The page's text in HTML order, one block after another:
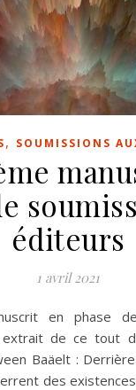
, SOUMISSIONS
éditeurs
1 avril 2021
de ce tout
Baäelt :
des